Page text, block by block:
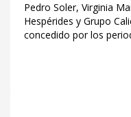
Pedro Soler, Virginia
Hespérides y Grupo
concedido por los